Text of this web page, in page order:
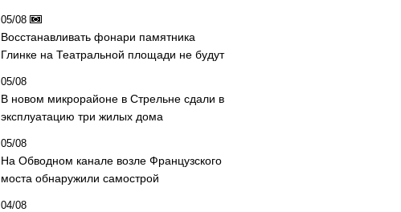
05/08
Восстанавливать фонари памятника
Глинке на Театральной площади не будут
05/08
В новом микрорайоне в Стрельне сдали в
эксплуатацию три жилых дома
05/08
На Обводном канале возле Французского
моста обнаружили самострой
04/08